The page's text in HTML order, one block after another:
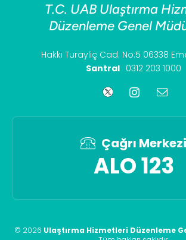
T.C. UAB Ulaştırma
Düzenleme Genel
Hakkı Turayliç Cad. No:5 06338
Santral 0312 203 1000
Çağrı Merkezi
ALO 123
© 2026 Ulaştırma Hizmetleri Düzenleme